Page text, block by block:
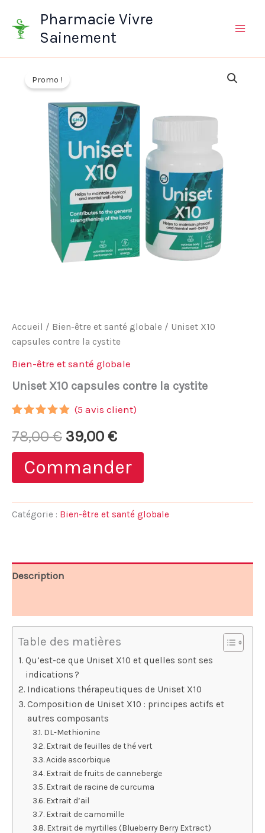
contenu
Pharmacie Vivre
Sainement
Promo !
Accueil / Bien-être et santé globale / Uniset X10
capsules contre la cystite
Bien-être et santé globale
Uniset X10 capsules contre la cystite
sur 5
basé sur
notations
client
(5 avis client)
78,00€ Le
prix
initial
était :
39,00 €Le
prix
actuel
est :
Commander
Catégorie : Bien-être et santé globale
Description
Table des matières
Qu’est-ce que Uniset X10 et quelles sont ses
indications ?
Indications thérapeutiques de Uniset X10
Composition de Uniset X10 : principes actifs et
autres composants
DL-Methionine
Extrait de feuilles de thé vert
Acide ascorbique
Extrait de fruits de canneberge
Extrait de racine de curcuma
Extrait d’ail
Extrait de camomille
Extrait de myrtilles (Blueberry Berry Extract)